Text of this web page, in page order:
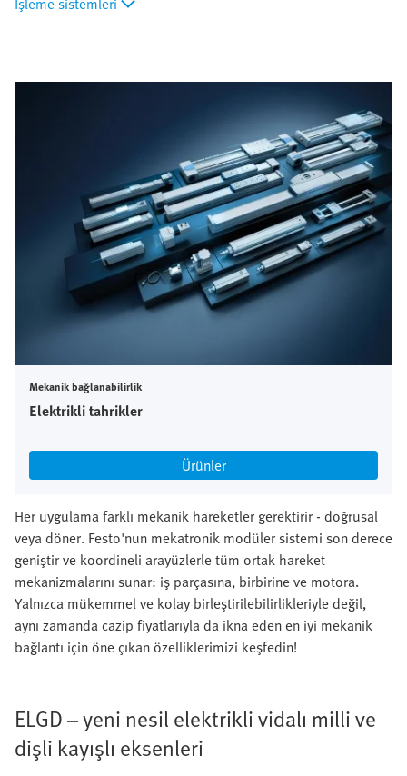
Mekanik bağlanabilirlik
Elektrikli tahrikler
Ürünler
Her uygulama farklı mekanik hareketler gerektirir - doğrusal
veya döner. Festo'nun mekatronik modüler sistemi son derece
geniştir ve koordineli arayüzlerle tüm ortak hareket
mekanizmalarını sunar: iş parçasına, birbirine ve motora.
Yalnızca mükemmel ve kolay birleştirilebilirlikleriyle değil,
aynı zamanda cazip fiyatlarıyla da ikna eden en iyi mekanik
bağlantı için öne çıkan özelliklerimizi keşfedin!
ELGD – yeni nesil elektrikli vidalı milli ve
dişli kayışlı eksenleri